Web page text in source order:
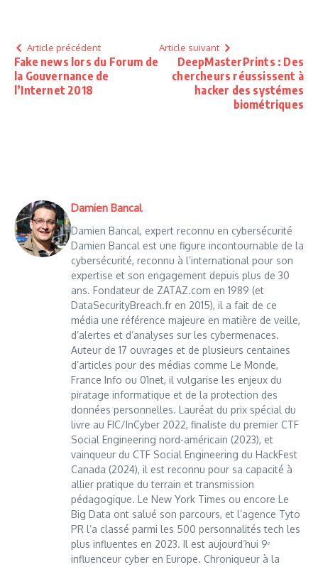
Article précédent
Fake news lors du Forum de
la Gouvernance de
l’Internet 2018
Article suivant
DeepMasterPrints : Des
chercheurs réussissent à
hacker des systémes
biométriques
Damien Bancal
Damien Bancal, expert reconnu en cybersécurité
Damien Bancal est une figure incontournable de la
cybersécurité, reconnu à l’international pour son
expertise et son engagement depuis plus de 30
ans. Fondateur de ZATAZ.com en 1989 (et
DataSecurityBreach.fr en 2015), il a fait de ce
média une référence majeure en matière de veille,
d’alertes et d’analyses sur les cybermenaces.
Auteur de 17 ouvrages et de plusieurs centaines
d’articles pour des médias comme Le Monde,
France Info ou 01net, il vulgarise les enjeux du
piratage informatique et de la protection des
données personnelles. Lauréat du prix spécial du
livre au FIC/InCyber 2022, finaliste du premier CTF
Social Engineering nord-américain (2023), et
vainqueur du CTF Social Engineering du HackFest
Canada (2024), il est reconnu pour sa capacité à
allier pratique du terrain et transmission
pédagogique. Le New York Times ou encore Le
Big Data ont salué son parcours, et l’agence Tyto
PR l’a classé parmi les 500 personnalités tech les
plus influentes en 2023. Il est aujourd’hui 9ᵉ
influenceur cyber en Europe. Chroniqueur à la